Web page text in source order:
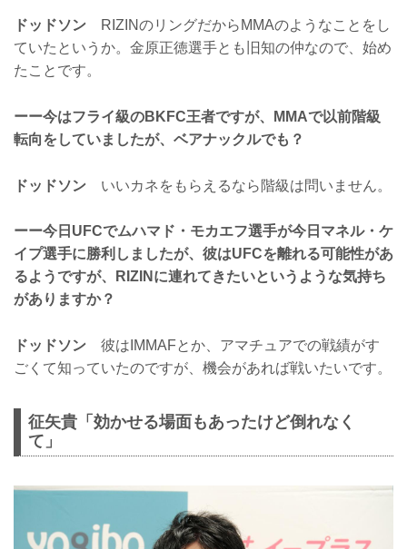
ドッドソン RIZINのリングだからMMAのようなことをし
ていたというか。金原正徳選手とも旧知の仲なので、始め
たことです。
ーー今はフライ級のBKFC王者ですが、MMAで以前階級
転向をしていましたが、ベアナックルでも？
ドッドソン いいカネをもらえるなら階級は問いません。
ーー今日UFCでムハマド・モカエフ選手が今日マネル・ケ
イプ選手に勝利しましたが、彼はUFCを離れる可能性があ
るようですが、RIZINに連れてきたいというような気持ち
がありますか？
ドッドソン 彼はIMMAFとか、アマチュアでの戦績がす
ごくて知っていたのですが、機会があれば戦いたいです。
征矢貴「効かせる場面もあったけど倒れなく
て」